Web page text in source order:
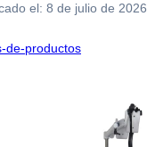
el: 8 de julio de 2026
de-productos